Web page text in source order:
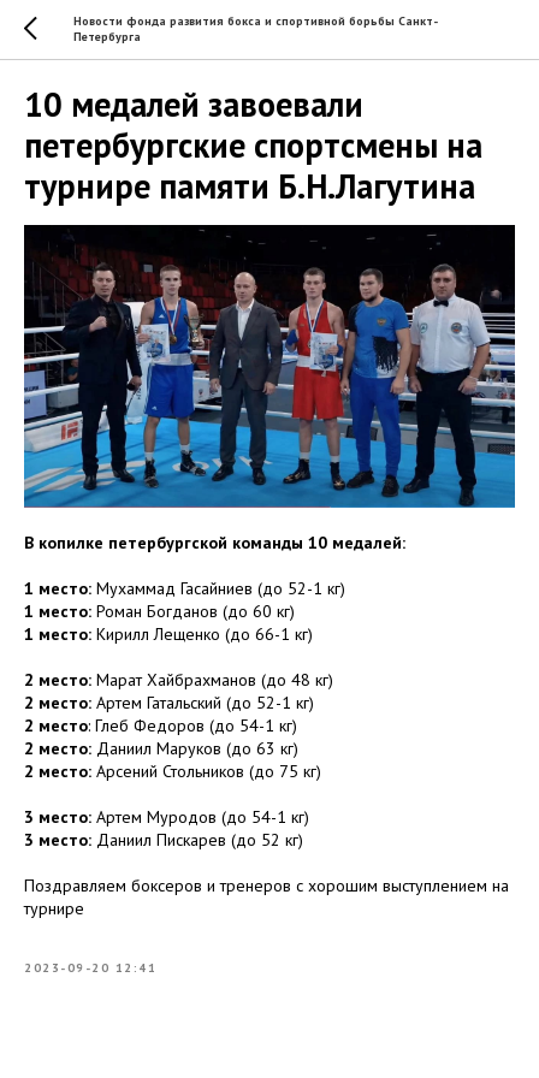
Новости фонда развития бокса и спортивной борьбы Санкт-
Петербурга
10 медалей завоевали
петербургские спортсмены на
турнире памяти Б.Н.Лагутина
В копилке петербургской команды 10 медалей:
1 место: Мухаммад Гасайниев (до 52-1 кг)
1 место: Роман Богданов (до 60 кг)
1 место: Кирилл Лещенко (до 66-1 кг)
2 место: Марат Хайбрахманов (до 48 кг)
2 место: Артем Гатальский (до 52-1 кг)
2 место: Глеб Федоров (до 54-1 кг)
2 место: Даниил Маруков (до 63 кг)
2 место: Арсений Стольников (до 75 кг)
3 место: Артем Муродов (до 54-1 кг)
3 место: Даниил Пискарев (до 52 кг)
Поздравляем боксеров и тренеров с хорошим выступлением на
турнире
2023-09-20 12:41